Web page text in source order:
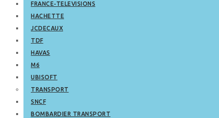
FRANCE-TELEVISIONS
HACHETTE
JCDECAUX
TDF
HAVAS
M6
UBISOFT
TRANSPORT
SNCF
BOMBARDIER TRANSPORT